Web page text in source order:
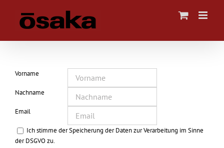
springen
Vorname
Nachname
Email
Ich stimme der Speicherung der Daten zur Verarbeitung im Sinne
der DSGVO zu.